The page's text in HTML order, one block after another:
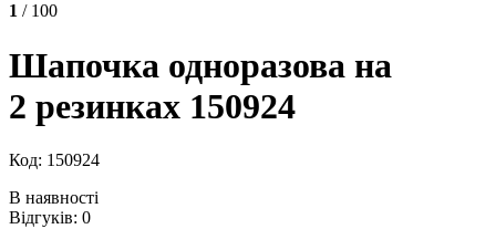
1 / 100
Шапочка одноразова на
2 резинках 150924
Код: 150924
В наявності
Відгуків: 0